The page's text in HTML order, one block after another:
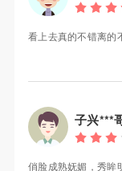
看上去真的不错离的
子兴***
俏脸成熟妩媚，秀眸